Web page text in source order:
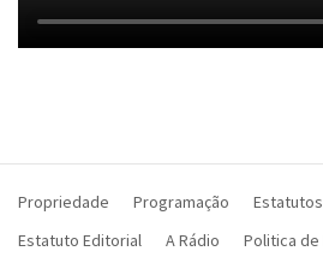
Propriedade Programação
Estatuto Editorial
A Rádio Politica